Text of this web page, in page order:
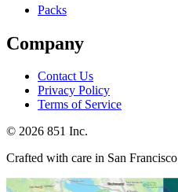
Packs
Company
Contact Us
Privacy Policy
Terms of Service
© 2026 851 Inc.
Crafted with care in San Francisco